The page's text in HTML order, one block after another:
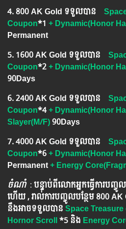
4.​ 800 AK Gold ទទួលបាន
Coupon*1 + Dynamic(Honor
Permanent
5.​ 1600 AK Gold ទទួលបាន
Coupon*2+ Dynamic(Honor
90Days
6.​ 2400 AK Gold ទទួលបាន
Coupon*4+ Dynamic(Honor
Slayer(M/F)90Days
7. 4000 AK Gold ទទួលបាន
Coupon*6+ Dynamic(Honor
Permanent+ Energy
ចំណាំ​​​ :បន្ទាប់ពីលោកអ្នក​ធ្វើការបញ្
ហើយ , រាល់ការបញ្ចូលបន្ថែម 800
នឹងអាចទទួលបាន​Space
Hornor Scroll*5 និង Energy